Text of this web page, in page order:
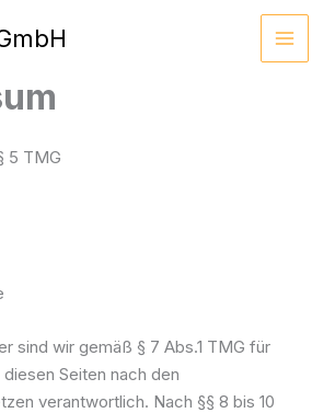
5 TMG
sind wir gemäß § 7 Abs.1 TMG für
Seiten nach den
verantwortlich. Nach §§ 8 bis 10